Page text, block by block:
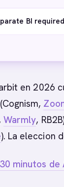
BI
en 2026
Warmly,
). La eleccion
minutos de